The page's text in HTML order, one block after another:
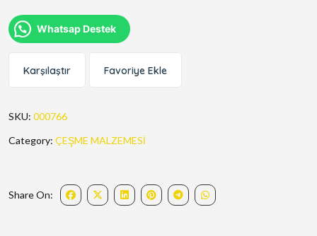
Whatsap Destek
Karşılaştır Favoriye Ekle
SKU: 000766
Category: ÇEŞME MALZEMESİ
Share On: